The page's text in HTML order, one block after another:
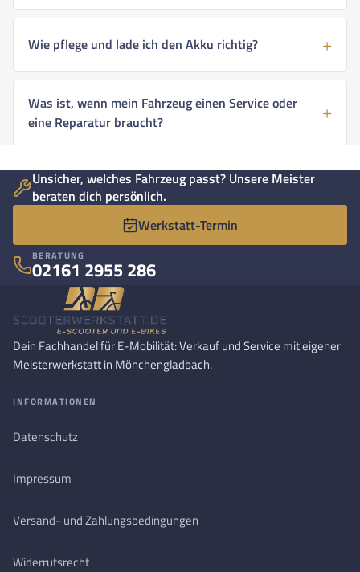
Wie pflege und lade ich den Akku richtig?
Was ist, wenn mein Fahrzeug einen Service oder
eine Reparatur braucht?
Unsicher, welches Fahrzeug passt? Unsere Meister
beraten dich persönlich.
Werkstatt-Termin
BERATUNG
02161 2955 286
Dein Fachhandel für E-Mobilität: Verkauf und Service mit eigener
Meisterwerkstatt in Mönchengladbach.
INFORMATIONEN
Datenschutz
Impressum
Versand- und Zahlungsbedingungen
Widerrufsrecht